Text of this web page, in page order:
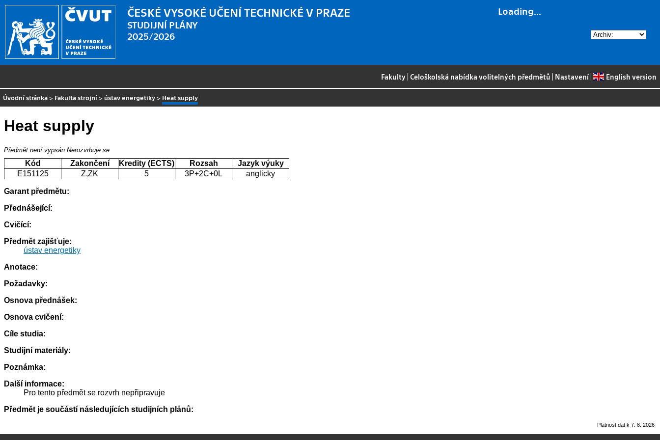
Loading...
ČESKÉ VYSOKÉ UČENÍ TECHNICKÉ V PRAZE
STUDIJNÍ PLÁNY
2025/2026
Fakulty |Celoškolská nabídka volitelných předmětů Nastavení| English version
Úvodní stránka > Fakulta strojní > ústav energetiky > Heat supply
Heat supply
Předmět není vypsán Nerozvrhuje se
Kód Zakončení Kredity (ECTS) Rozsah
Jazyk výuky
E151125
Z,ZK 5 3P+2C+0L anglicky
Garant předmětu:
Přednášející:
Cvičící:
Předmět zajišťuje:
ústav energetiky
Anotace:
Požadavky:
Osnova přednášek:
Osnova cvičení:
Cíle studia:
Studijní materiály:
Poznámka:
Další informace:
Pro tento předmět se rozvrh nepřipravuje
Předmět je součástí následujících studijních plánů:
Platnost dat k 7. 8. 2026